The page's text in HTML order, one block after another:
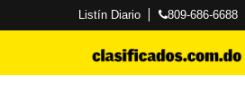
Listín Diario 809-686-6688